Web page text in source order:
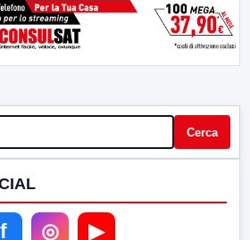
Cerca
f ◎ ▶